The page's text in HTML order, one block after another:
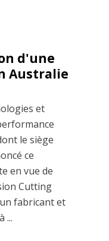
d'une
Australie
et
le siège
ce
en vue de
Cutting
fabricant et
...